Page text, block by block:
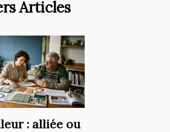
Articles
: alliée ou